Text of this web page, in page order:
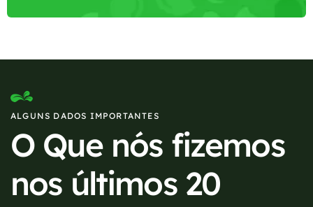
ALGUNS DADOS IMPORTANTES
O Que nós fizemos
nos últimos 20